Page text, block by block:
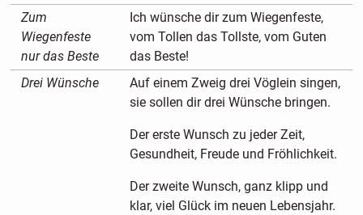
Zum
Wiegenfeste
nur das Beste
Ich wünsche dir zum Wiegenfeste,
vom Tollen das Tollste, vom Guten
das Beste!
Drei Wünsche
Auf einem Zweig drei Vöglein singen,
sie sollen dir drei Wünsche bringen.
Der erste Wunsch zu jeder Zeit,
Gesundheit, Freude und Fröhlichkeit.
Der zweite Wunsch, ganz klipp und
klar, viel Glück im neuen Lebensjahr.